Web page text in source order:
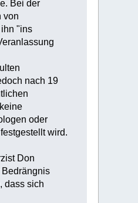
Bei der
von
"ins
nach 19
oder
wird.
Don
dass sich